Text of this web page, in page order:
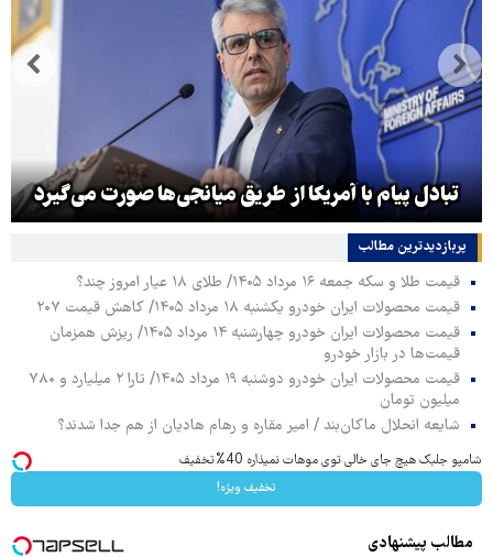
پیام با آمریکا از طریق میانجی‌ها صورت می‌گیرد
پاسخ
پربازدیدترین‌ مطالب
قیمت طلا و سکه جمعه ۱۶ مرداد ۱۴۰۵/ طلای ۱۸ عیار امروز چند؟
قیمت محصولات ایران خودرو یکشنبه ۱۸ مرداد ۱۴۰۵/ کاهش قیمت ۲۰۷
قیمت محصولات ایران خودرو چهارشنبه ۱۴ مرداد ۱۴۰۵/ ریزش همزمان
قیمت‌ها در بازار خودرو
قیمت محصولات ایران خودرو دوشنبه ۱۹ مرداد ۱۴۰۵/ تارا ۲ میلیارد و ۷۸۰
میلیون تومان
شایعه انحلال ماکان‌بند / امیر مقاره و رهام هادیان از هم جدا شدند؟
شامپو جلبک هیچ جای خالی توی موهات نمیذاره 40%تخفیف
تخفیف ویژه!
مطالب پیشنهادی